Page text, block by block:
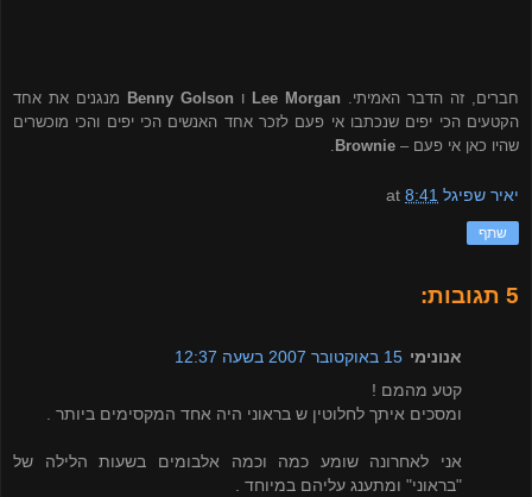
חברים, זה הדבר האמיתי. Lee Morgan ו Benny Golson מנגנים את אחד
הקטעים הכי יפים שנכתבו אי פעם לזכר אחד האנשים הכי יפים והכי מוכשרים
שהיו כאן אי פעם – Brownie
יאיר שפיגל at 8:41
שתף
5 תגובות:
אנונימי 15 באוקטובר 2007 בשעה 12:37
קטע מהמם !
ומסכים איתך לחלוטין ש בראוני היה אחד המקסימים ביותר .
אני לאחרונה שומע כמה וכמה אלבומים בשעות הלילה של
"בראוני" ומתענג עליהם במיוחד .